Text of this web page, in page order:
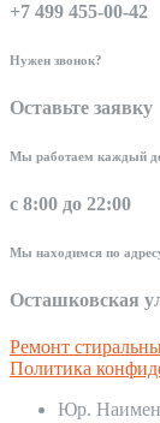
+7 499 455-00-42
Нужен звонок?
Оставьте заявку
Мы работаем каждый
с 8:00 до 22:00
Мы находимся по
Осташковская
Ремонт
Политика
Юр.